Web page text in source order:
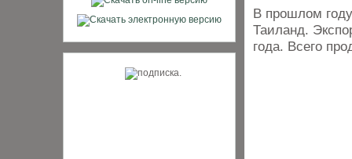
В прошлом
Таиланд.
года. Всего